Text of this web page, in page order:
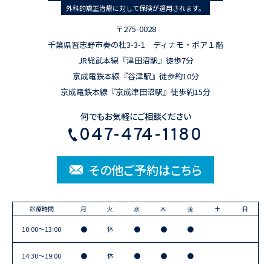
外科的矯正治療に対して保険が適用されます。
〒275-0028
千葉県習志野市奏の杜3-3-1 ディナモ・ボア１階
JR総武本線『津田沼駅』徒歩7分
京成電鉄本線『谷津駅』徒歩約10分
京成電鉄本線『京成津田沼駅』徒歩約15分
何でもお気軽にご相談ください
047-474-1180
その他ご予約はこちら
診療時間 月 火 水 木 金 土 日
10:00〜13:00 ● 休 ● ● ●
14:30〜19:00 ● 休 ● ● ●